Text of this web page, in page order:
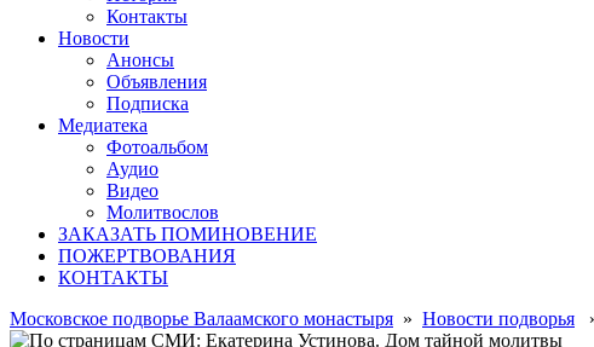
Контакты
Новости
Анонсы
Объявления
Подписка
Медиатека
Фотоальбом
Аудио
Видео
Молитвослов
ЗАКАЗАТЬ ПОМИНОВЕНИЕ
ПОЖЕРТВОВАНИЯ
КОНТАКТЫ
Московское подворье Валаамского монастыря » Новости подворья